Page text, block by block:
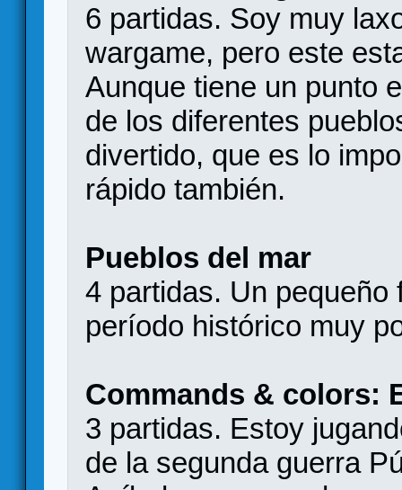
6 partidas. Soy muy
wargame, pero este
Aunque tiene un punto
de los diferentes
divertido, que es lo
rápido también.
Pueblos del mar
4 partidas. Un
período histórico muy
Commands & colors:
3 partidas. Estoy
de la segunda guerra